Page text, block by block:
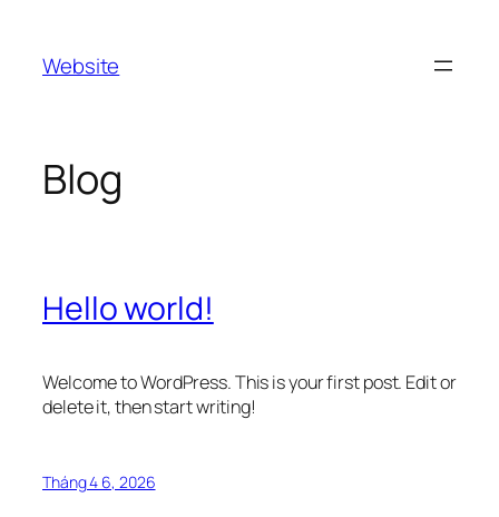
phầnWebsite
Blog
Hello world!
Welcome to WordPress. This is your first post. Edit or
delete it, then start writing!
Tháng 4 6, 2026